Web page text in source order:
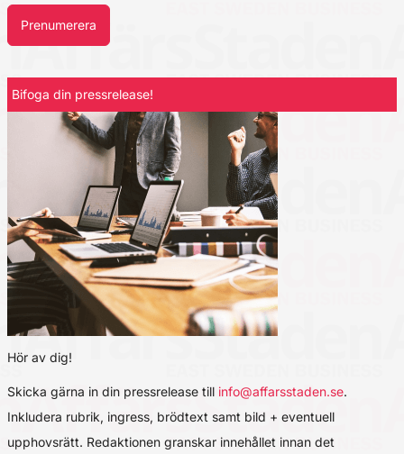
Prenumerera
Bifoga din pressrelease!
Hör av dig!
Skicka gärna in din pressrelease till info@affarsstaden.se.
Inkludera rubrik, ingress, brödtext samt bild + eventuell
upphovsrätt. Redaktionen granskar innehållet innan det